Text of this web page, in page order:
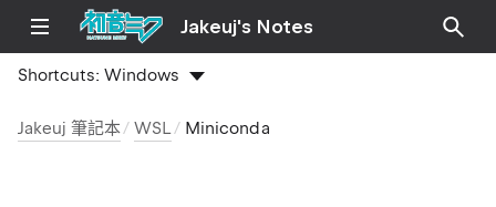
Jakeuj's Notes
Shortcuts:Windows
Jakeuj 筆記本 WSL Miniconda